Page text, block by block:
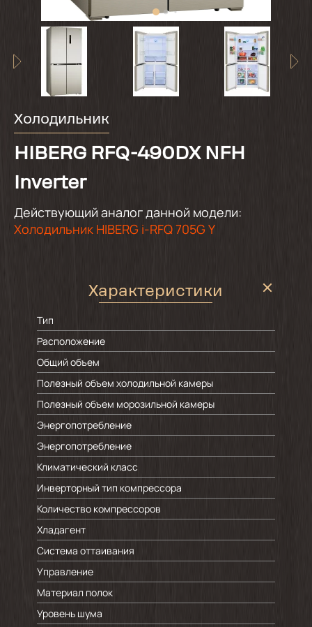
Холодильник
HIBERG RFQ-490DX NFH
Inverter
Действующий аналог данной модели:
Холодильник HIBERG i-RFQ 705G Y
Характеристики
Тип
Расположение
Общий объем
Полезный объем холодильной камеры
Полезный объем морозильной камеры
Энергопотребление
Энергопотребление
Климатический класс
Инверторный тип компрессора
Количество компрессоров
Хладагент
Система оттаивания
Управление
Материал полок
Уровень шума